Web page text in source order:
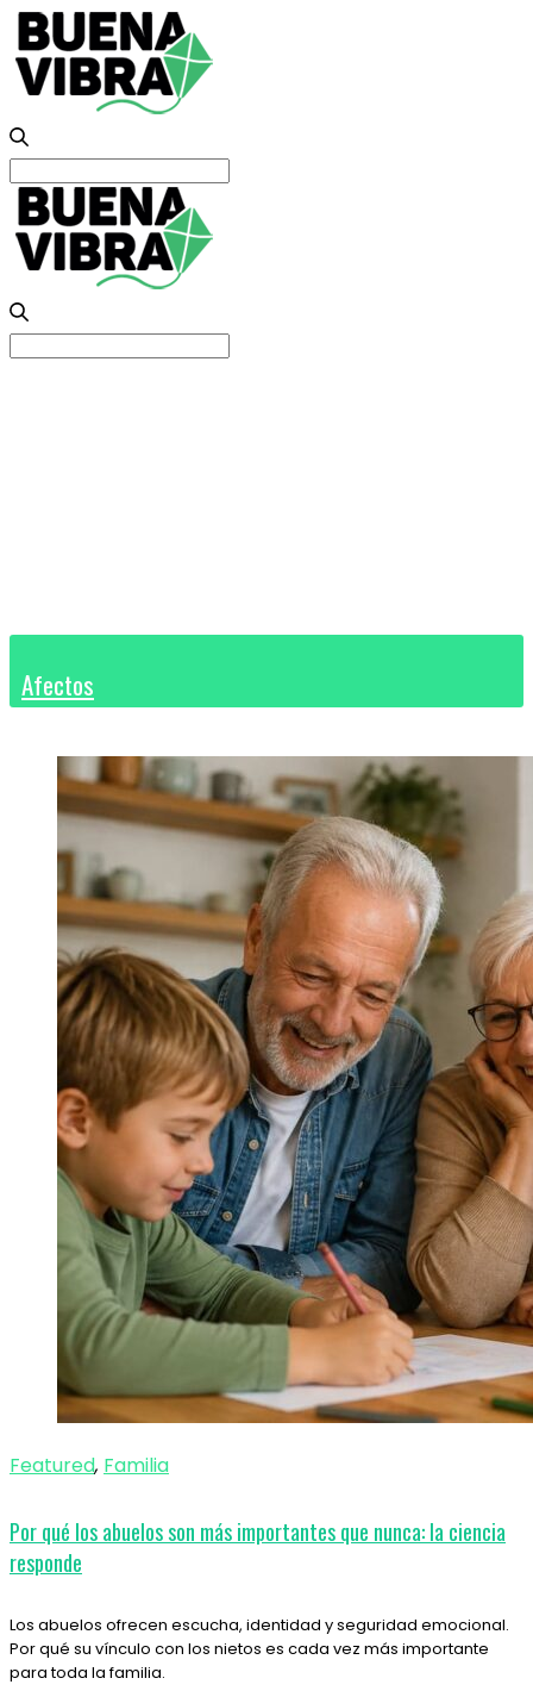
Search
for:
Search
Afectos
Featured, Familia
Por qué los abuelos son más importantes que nunca: la ciencia
responde
Los abuelos ofrecen escucha, identidad y seguridad emocional.
Por qué su vínculo con los nietos es cada vez más importante
para toda la familia.